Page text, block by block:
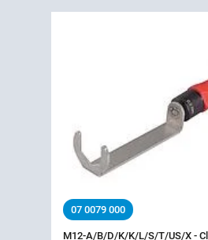
07 0079 000
M12-A/B/D/K/K/L/S/T/US/X -